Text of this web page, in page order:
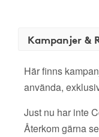
Kampanjer &
Här finns
använda,
Just nu har inte
Återkom gärna